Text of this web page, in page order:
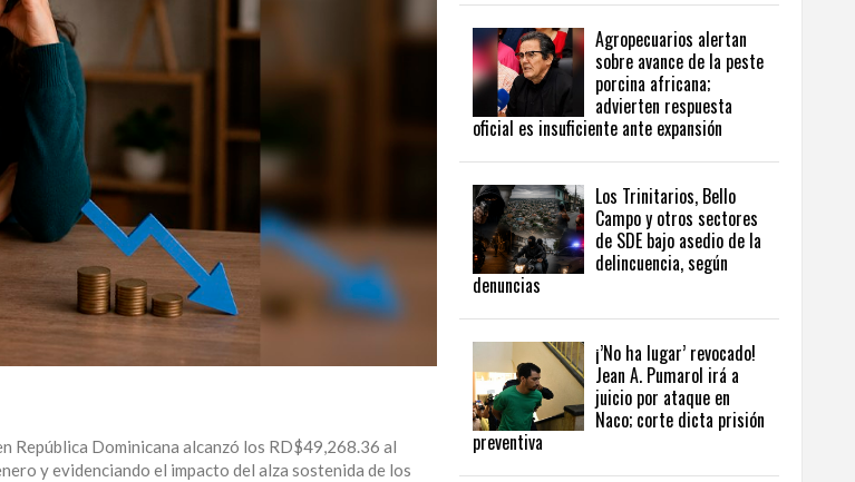
República Dominicana alcanzó los RD$49,268.36 al
y evidenciando el impacto del alza sostenida de los
Agropecuarios alertan
sobre avance de la peste
porcina africana;
advierten respuesta
oficial es insuficiente ante expansión
Los Trinitarios, Bello
Campo y otros sectores
de SDE bajo asedio de la
delincuencia, según
denuncias
¡’No ha lugar’ revocado!
Jean A. Pumarol irá a
juicio por ataque en
Naco; corte dicta prisión
preventiva